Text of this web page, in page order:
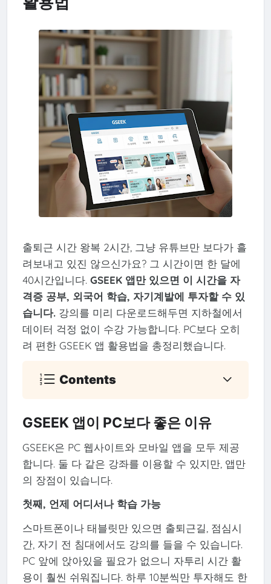
출퇴근 시간 왕복 2시간, 그냥 유튜브만 보다가 흘
려보내고 있진 않으신가요? 그 시간이면 한 달에
40시간입니다. GSEEK 앱만 있으면 이 시간을 자
격증 공부, 외국어 학습, 자기계발에 투자할 수 있
습니다.강의를 미리 다운로드해두면 지하철에서
데이터 걱정 없이 수강 가능합니다. PC보다 오히
려 편한 GSEEK 앱 활용법을 총정리했습니다.
Contents
GSEEK 앱이 PC보다 좋은 이유
GSEEK은 PC 웹사이트와 모바일 앱을 모두 제공
합니다. 둘 다 같은 강좌를 이용할 수 있지만, 앱만
의 장점이 있습니다.
첫째, 언제 어디서나 학습 가능
스마트폰이나 태블릿만 있으면 출퇴근길, 점심시
간, 자기 전 침대에서도 강의를 들을 수 있습니다.
PC 앞에 앉아있을 필요가 없으니 자투리 시간 활
용이 훨씬 쉬워집니다. 하루 10분씩만 투자해도 한